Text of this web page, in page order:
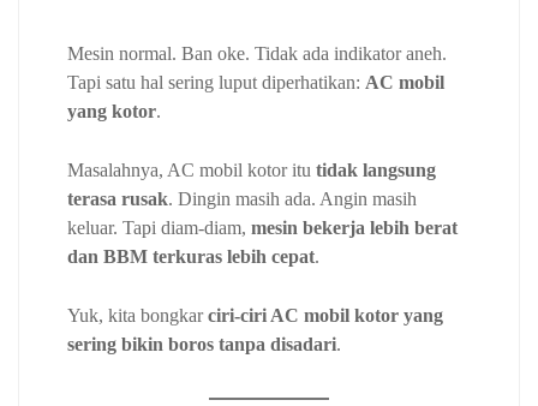
Mesin normal. Ban oke. Tidak ada indikator aneh.
Tapi satu hal sering luput diperhatikan: AC mobil
yang kotor.
Masalahnya, AC mobil kotor itu tidak langsung
terasa rusak. Dingin masih ada. Angin masih
keluar. Tapi diam-diam, mesin bekerja lebih berat
dan BBM terkuras lebih cepat.
Yuk, kita bongkarciri-ciri AC mobil kotor yang
sering bikin boros tanpa disadari.